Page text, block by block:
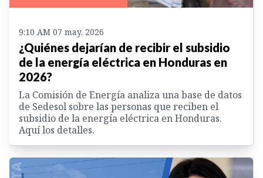
9:10 AM 07 may. 2026
¿Quiénes dejarían de recibir el subsidio
de la energía eléctrica en Honduras en
2026?
La Comisión de Energía analiza una base de datos
de Sedesol sobre las personas que reciben el
subsidio de la energía eléctrica en Honduras.
Aquí los detalles.